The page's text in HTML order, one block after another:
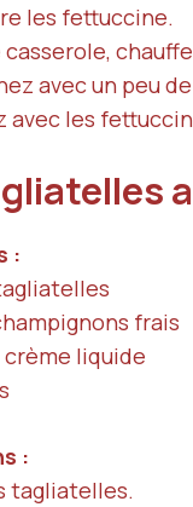
les fettuccine.
casserole,
avec un peu
avec les
:
frais
crème liquide
:
tagliatelles.